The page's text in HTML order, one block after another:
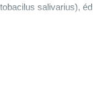
salivarius),